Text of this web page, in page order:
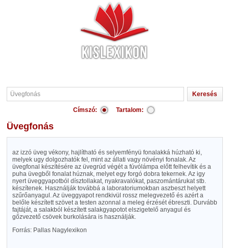
Címszó: Tartalom:
Üvegfonás
az izzó üveg vékony, hajlítható és selyemfényü fonalakká húzható ki,
melyek ugy dolgozhatók fel, mint az állati vagy növényi fonalak. Az
üvegfonal készítésére az üvegrúd végét a fúvólámpa előtt felhevítik és a
puha üvegből fonalat húznak, melyet egy forgó dobra tekernek. Az igy
nyert üveggyapotból dísztollakat, nyakravalókat, paszomántárukat stb.
készítenek. Használják továbbá a laboratoriumokban aszbeszt helyett
szűrőanyagul. Az üveggyapot rendkivül rossz melegvezető és azért a
belőle készített szövet a testen azonnal a meleg érzését ébreszti. Durvább
fajtáját, a salakból készített salakgyapotot elszigetelő anyagul és
gőzvezető csövek burkolására is használják.
Forrás: Pallas Nagylexikon